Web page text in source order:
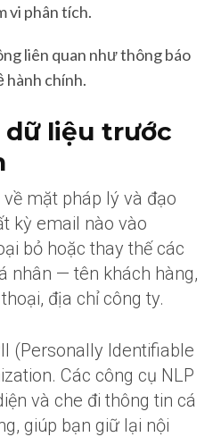
vi phân tích.
liên quan như thông báo
hành chính.
dữ liệu trước
mặt pháp lý và đạo
kỳ email nào vào
bỏ hoặc thay thế các
nhân — tên khách hàng,
địa chỉ công ty.
(Personally Identifiable
Các công cụ NLP
và che đi thông tin cá
giúp bạn giữ lại nội